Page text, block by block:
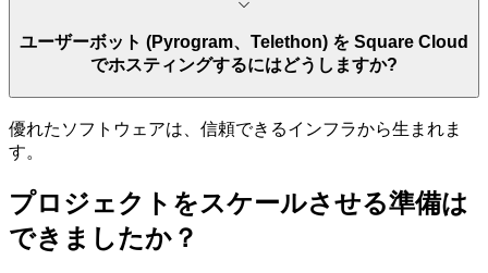
ユーザーボット (Pyrogram、Telethon) を Square Cloud
でホスティングするにはどうしますか?
優れたソフトウェアは、信頼できるインフラから生まれま
す。
プロジェクトをスケールさせる準備は
できましたか？